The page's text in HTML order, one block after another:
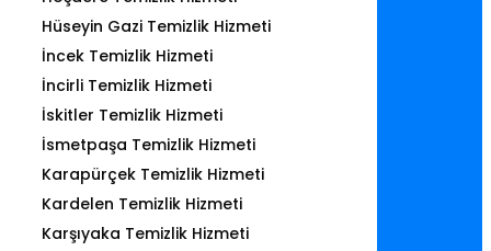
Hüseyin Gazi Temizlik Hizmeti
İncek Temizlik Hizmeti
İncirli Temizlik Hizmeti
İskitler Temizlik Hizmeti
İsmetpaşa Temizlik Hizmeti
Karapürçek Temizlik Hizmeti
Kardelen Temizlik Hizmeti
Karşıyaka Temizlik Hizmeti